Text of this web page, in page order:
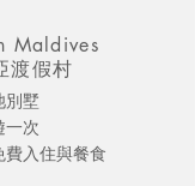
Maldives
渡假村
墅
次
入住與餐食